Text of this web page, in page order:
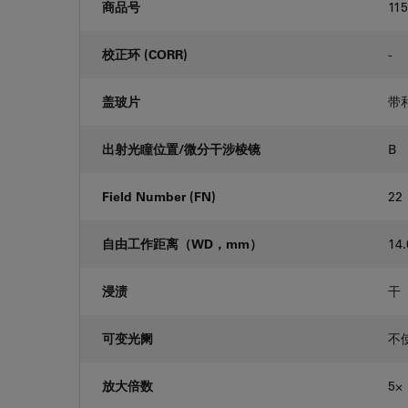
商品号
校正环 (CORR) -
盖玻片 带
出射光瞳位置/微分干涉棱镜 B
Field Number (FN) 22
自由工作距离（WD，mm）
浸渍 干
可变光阑 不
放大倍数 5⨉